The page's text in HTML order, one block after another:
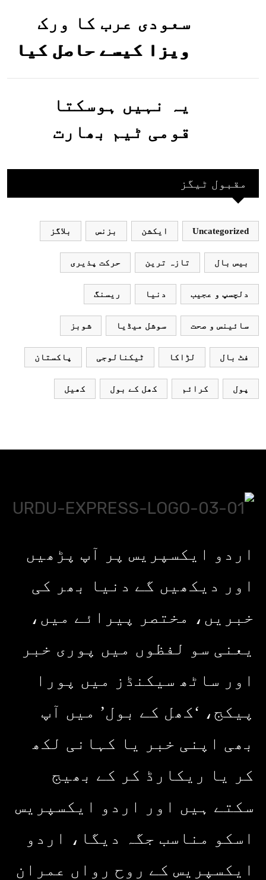
گئیں
سعودی عرب کا ورک
ویزا کیسے حاصل کیا
جاسکتا ہے؟جانیے
یہ نہیں ہوسکتا
قومی ٹیم بھارت
بھارتی ٹیم پاکستانمقبول ٹیگز
Uncategorized ایکشن بزنس بلاگز
بیس بال تازہ ترین حرکت پذیری
دلچسپ و عجیب دنیا ریسنگ
سائینس و صحت سوشل میڈیا شوبز
فٹ بال لڑاکا ٹیکنالوجی پاکستان
پول کرائم کھل کے بول کھیل
اردو ایکسپریس پر آپ پڑھیں
اور دیکھیں گے دنیا بھر کی
خبریں، مختصر پیرائے میں،
یعنی سو لفظوں میں پوری خبر
اور ساٹھ سیکنڈز میں پورا
پیکج، ‘کھل کے بول’ میں آپ
بھی اپنی خبر یا کہانی لکھ
کر یا ریکارڈ کر کے بھیج
سکتے ہیں اور اردو ایکسپریس
اسکو مناسب جگہ دیگا، اردو
ایکسپریس کے روح رواں عمران